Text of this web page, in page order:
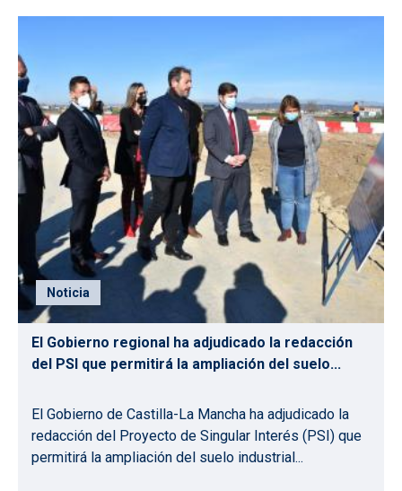
Noticia
El Gobierno regional ha adjudicado la redacción
del PSI que permitirá la ampliación del suelo...
El Gobierno de Castilla-La Mancha ha adjudicado la
redacción del Proyecto de Singular Interés (PSI) que
permitirá la ampliación del suelo industrial...